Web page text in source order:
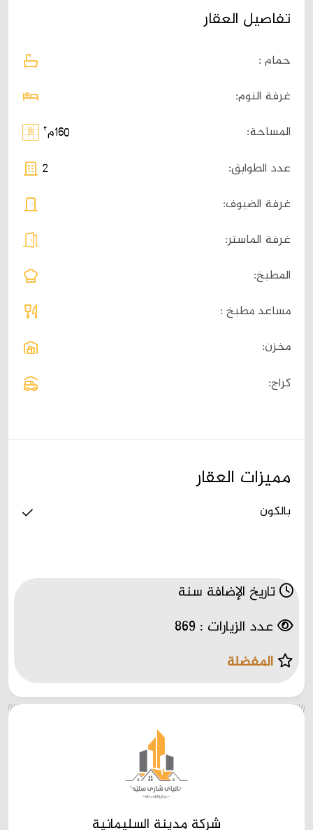
تفاصيل العقار
حمام :
غرفة النوم:
المساحة: 160م ٢
عدد الطوابق:
2
غرفة الضيوف:
غرفة الماستر:
المطبخ:
مساعد مطبخ :
مخزن:
كراج:
مميزات العقار
بالکون
تاريخ الإضافة سنة
عدد الزيارات : 869
المفضلة
شركة مدينة السليمانية